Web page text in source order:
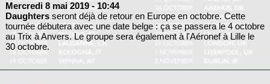
Mercredi 8 mai 2019 - 10:44
Daughtersseront déjà de retour en Europe en octobre. Cette
tournée débutera avec une date belge : ça se passera le 4 octobre
au Trix à Anvers. Le groupe sera également à l'Aéronef à Lille le
30 octobre.